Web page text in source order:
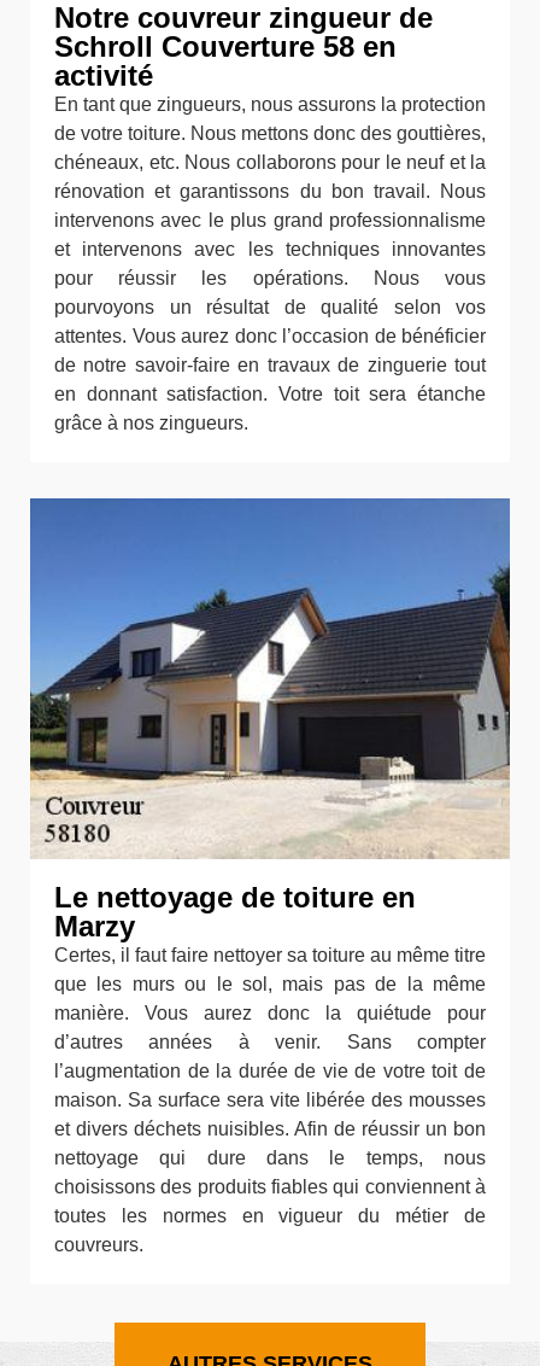
Notre couvreur zingueur de
Schroll Couverture 58 en
activité
En tant que zingueurs, nous assurons la protection
de votre toiture. Nous mettons donc des gouttières,
chéneaux, etc. Nous collaborons pour le neuf et la
rénovation et garantissons du bon travail. Nous
intervenons avec le plus grand professionnalisme
et intervenons avec les techniques innovantes
pour réussir les opérations. Nous vous
pourvoyons un résultat de qualité selon vos
attentes. Vous aurez donc l’occasion de bénéficier
de notre savoir-faire en travaux de zinguerie tout
en donnant satisfaction. Votre toit sera étanche
grâce à nos zingueurs.
Le nettoyage de toiture en
Marzy
Certes, il faut faire nettoyer sa toiture au même titre
que les murs ou le sol, mais pas de la même
manière. Vous aurez donc la quiétude pour
d’autres années à venir. Sans compter
l’augmentation de la durée de vie de votre toit de
maison. Sa surface sera vite libérée des mousses
et divers déchets nuisibles. Afin de réussir un bon
nettoyage qui dure dans le temps, nous
choisissons des produits fiables qui conviennent à
toutes les normes en vigueur du métier de
couvreurs.